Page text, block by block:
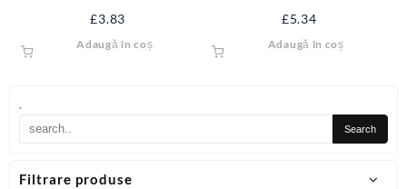
.
Filtrare produse
£3.83
Adaugă în coș
£5.34
Adaugă în coș